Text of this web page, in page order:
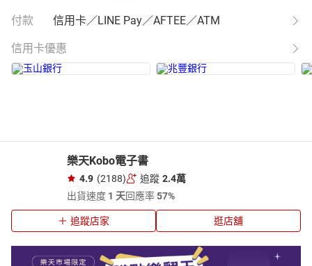
付款 信用卡／LINE Pay／AFTEE／ATM
信用卡優惠
樂天Kobo電子書
4.9 (2188) 追蹤 2.4萬
出貨速度 1 天回應率57%
追蹤店家 逛店舖